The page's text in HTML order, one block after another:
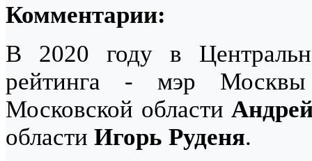
Комментарии:
В 2020 году в
рейтинга - мэр
Московской области
области Игорь Руденя.